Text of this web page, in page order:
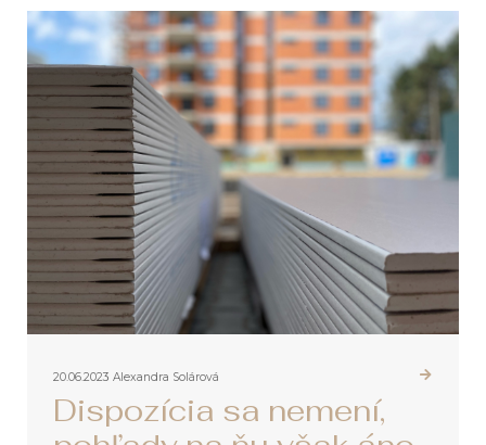
20.06.2023 Alexandra Solárová
Dispozícia sa nemení,